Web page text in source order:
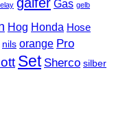
Gas gelb
Hog Honda Hose
nils orange Pro
Set Sherco silber